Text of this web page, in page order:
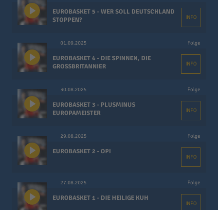
EUROBASKET 5 - WER SOLL DEUTSCHLAND
STOPPEN?
INFO
01.09.2025 Folge
EUROBASKET 4 - DIE SPINNEN, DIE
GROSSBRITANNIER
INFO
30.08.2025 Folge
EUROBASKET 3 - PLUSMINUS
EUROPAMEISTER
INFO
29.08.2025 Folge
EUROBASKET 2 - OPI
INFO
27.08.2025 Folge
EUROBASKET 1 - DIE HEILIGE KUH
INFO